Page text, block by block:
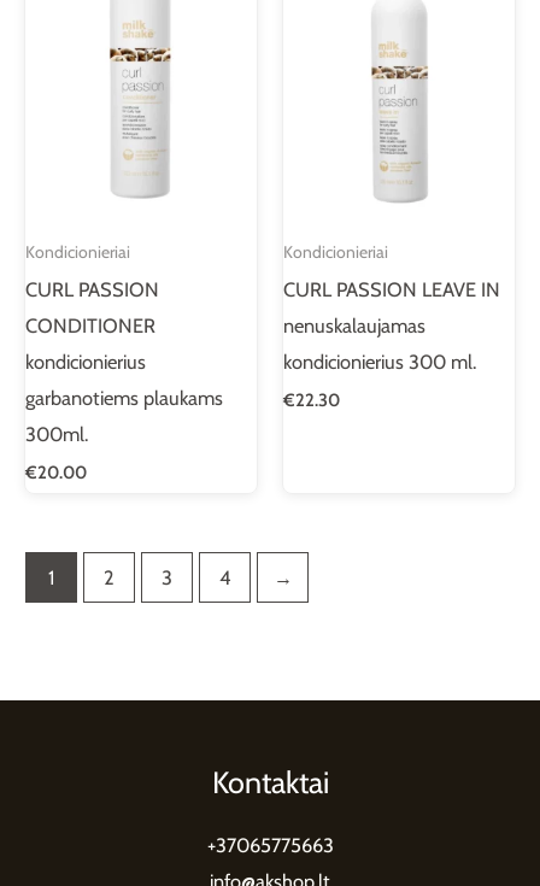
Kondicionieriai
CURL PASSION
CONDITIONER
kondicionierius
garbanotiems plaukams
300ml.
€20.00
Kondicionieriai
CURL PASSION LEAVE IN
nenuskalaujamas
kondicionierius 300 ml.
€22.30
1 2 3 4 →
Kontaktai
+37065775663
info@akshop.lt